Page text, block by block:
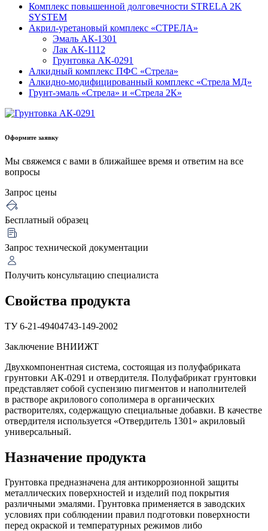
Комплекс повышенной долговечности STRELA 2K
SYSTEM
Акрил-уретановый комплекс «СТРЕЛА»
Эмаль АК-1301
Лак АК-1112
Грунтовка АК-0291
Алкидный комплекс ПФС «Стрела»
Алкидно-модифицированный комплекс «Стрела МД»
Грунт-эмаль «Стрела» и «Стрела 2К»
Оформите заявку
Мы свяжемся с вами в ближайшее время и ответим на все
вопросы
Запрос цены
Бесплатный образец
Запрос технической документации
Получить консультацию специалиста
Свойства продукта
ТУ 6-21-49404743-149-2002
Заключение ВНИИЖТ
Двухкомпонентная система, состоящая из полуфабриката
грунтовки АК-0291 и отвердителя. Полуфабрикат грунтовки
представляет собой суспензию пигментов и наполнителей
в растворе акрилового сополимера в органических
растворителях, содержащую специальные добавки. В качестве
отвердителя используется «Отвердитель 1301» акриловый
универсальный.
Назначение продукта
Грунтовка предназначена для антикоррозионной защиты
металлических поверхностей и изделий под покрытия
различными эмалями. Грунтовка применяется в заводских
условиях при соблюдении правил подготовки поверхности
перед окраской и температурных режимов либо